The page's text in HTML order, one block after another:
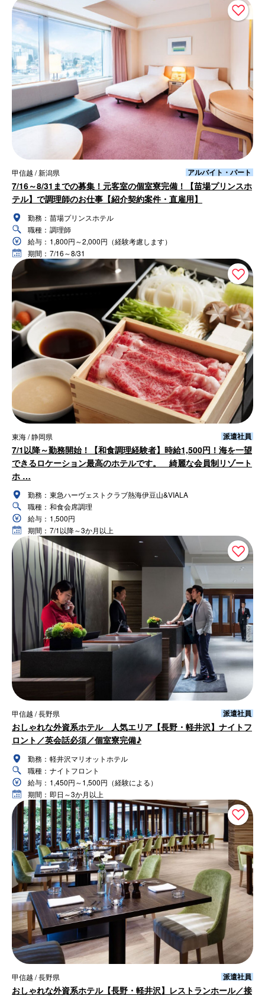
甲信越 / 新潟県 アルバイト・パート
7/16～8/31までの募集！元客室の個室寮完備！【苗場プリンスホ
テル】で調理師のお仕事【紹介契約案件・直雇用】
勤務： 苗場プリンスホテル
職種： 調理師
給与： 1,800円～2,000円（経験考慮します）
期間： 7/16～8/31
東海 / 静岡県 派遣社員
7/1以降～勤務開始！【和食調理経験者】時給1,500円！海を一望
できるロケーション最高のホテルです。 綺麗な会員制リゾート
ホ …
勤務： 東急ハーヴェストクラブ熱海伊豆山&VIALA
職種： 和食会席調理
給与： 1,500円
期間： 7/1以降～3か月以上
甲信越 / 長野県 派遣社員
おしゃれな外資系ホテル 人気エリア【長野・軽井沢】ナイトフ
ロント／英会話必須／個室寮完備♪
勤務： 軽井沢マリオットホテル
職種： ナイトフロント
給与： 1,450円～1,500円（経験による）
期間： 即日～3か月以上
甲信越 / 長野県 派遣社員
おしゃれな外資系ホテル【長野・軽井沢】レストランホール／接